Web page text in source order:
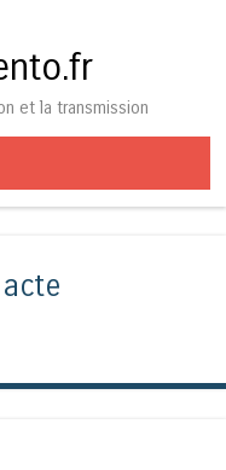
et la transmission
acte